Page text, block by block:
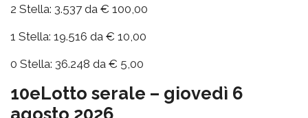
2 Stella: 3.537 da € 100,00
1 Stella: 19.516 da € 10,00
0 Stella: 36.248 da € 5,00
10eLotto serale – giovedì 6